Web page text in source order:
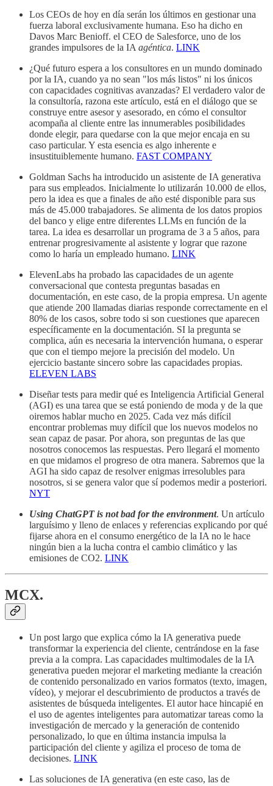
Los CEOs de hoy en día serán los últimos en gestionar una
fuerza laboral exclusivamente humana. Eso ha dicho en
Davos Marc Benioff. el CEO de Salesforce, uno de los
grandes impulsores de la IA agéntica. LINK
¿Qué futuro espera a los consultores en un mundo dominado
por la IA, cuando ya no sean "los más listos" ni los únicos
con capacidades cognitivas avanzadas? El verdadero valor de
la consultoría, razona este artículo, está en el diálogo que se
construye entre asesor y asesorado, en cómo el consultor
acompaña al cliente entre las innumerables posibilidades
donde elegir, para quedarse con la que mejor encaja en su
caso particular. Y esta esencia es algo inherente e
insustituiblemente humano. FAST COMPANY
Goldman Sachs ha introducido un asistente de IA generativa
para sus empleados. Inicialmente lo utilizarán 10.000 de ellos,
pero la idea es que a finales de año esté disponible para sus
más de 45.000 trabajadores. Se alimenta de los datos propios
del banco y elige entre diferentes LLMs en función de la
tarea. La idea es desarrollar un programa de 3 a 5 años, para
entrenar progresivamente al asistente y lograr que razone
como lo haría un empleado humano. LINK
ElevenLabs ha probado las capacidades de un agente
conversacional que contesta preguntas basadas en
documentación, en este caso, de la propia empresa. Un agente
que atiende 200 llamadas diarias responde correctamente en el
80% de los casos, sobre todo si son cuestiones que aparecen
específicamente en la documentación. SI la pregunta se
complica, aún es necesaria la intervención humana, o esperar
que con el tiempo mejore la precisión del modelo. Un
ejercicio bastante sincero sobre las capacidades propias.
ELEVEN LABS
Diseñar tests para medir qué es Inteligencia Artificial General
(AGI) es una tarea que se está poniendo de moda y de la que
oiremos hablar mucho en 2025. Cada vez más difícil
encontrar problemas muy difícil que los nuevos modelos no
sean capaz de pasar. Por ahora, son preguntas de las que
nosotros conocemos las respuestas. Pero llegará el momento
en que midamos el progreso de otra manera. Sabremos que la
AGI ha sido capaz de resolver enigmas irresolubles para
nosotros, si se genera valor que sí podemos medir a posteriori.
NYT
Using ChatGPT is not bad for the environment. Un artículo
larguísimo y lleno de enlaces y referencias explicando por qué
fijarse ahora en el consumo energético de la IA no le hace
ningún bien a la lucha contra el cambio climático y las
emisiones de CO2. LINK
MCX.
Un post largo que explica cómo la IA generativa puede
transformar la experiencia del cliente, centrándose en la fase
previa a la compra. Las capacidades multimodales de la IA
generativa pueden mejorar el marketing mediante la creación
de contenido personalizado en varios formatos (texto, imagen,
vídeo), y mejorar el descubrimiento de productos a través de
asistentes de búsqueda inteligentes. El autor hace hincapié en
el uso de agentes inteligentes para automatizar tareas como la
investigación de mercado y la generación de contenido
personalizado, lo que en última instancia impulsa la
participación del cliente y agiliza el proceso de toma de
decisiones. LINK
Las soluciones de IA generativa (en este caso, las de